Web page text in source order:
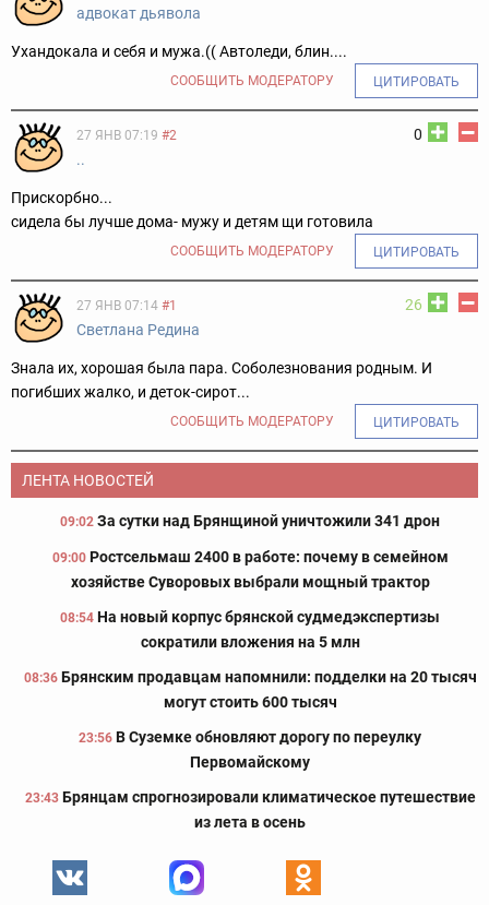
адвокат дьявола
Ухандокала и себя и мужа.(( Автоледи, блин....
СООБЩИТЬ МОДЕРАТОРУ ЦИТИРОВАТЬ
0
27 ЯНВ 07:19 #2
..
Прискорбно...
сидела бы лучше дома- мужу и детям щи готовила
СООБЩИТЬ МОДЕРАТОРУ ЦИТИРОВАТЬ
26
27 ЯНВ 07:14 #1
Светлана Редина
Знала их, хорошая была пара. Соболезнования родным. И
погибших жалко, и деток-сирот...
СООБЩИТЬ МОДЕРАТОРУ ЦИТИРОВАТЬ
ЛЕНТА НОВОСТЕЙ
09:02 За сутки над Брянщиной уничтожили 341 дрон
09:00 Ростсельмаш 2400 в работе: почему в семейном
хозяйстве Суворовых выбрали мощный трактор
08:54 На новый корпус брянской судмедэкспертизы
сократили вложения на 5 млн
08:36 Брянским продавцам напомнили: подделки на 20 тысяч
могут стоить 600 тысяч
23:56 В Суземке обновляют дорогу по переулку
Первомайскому
23:43 Брянцам спрогнозировали климатическое путешествие
из лета в осень